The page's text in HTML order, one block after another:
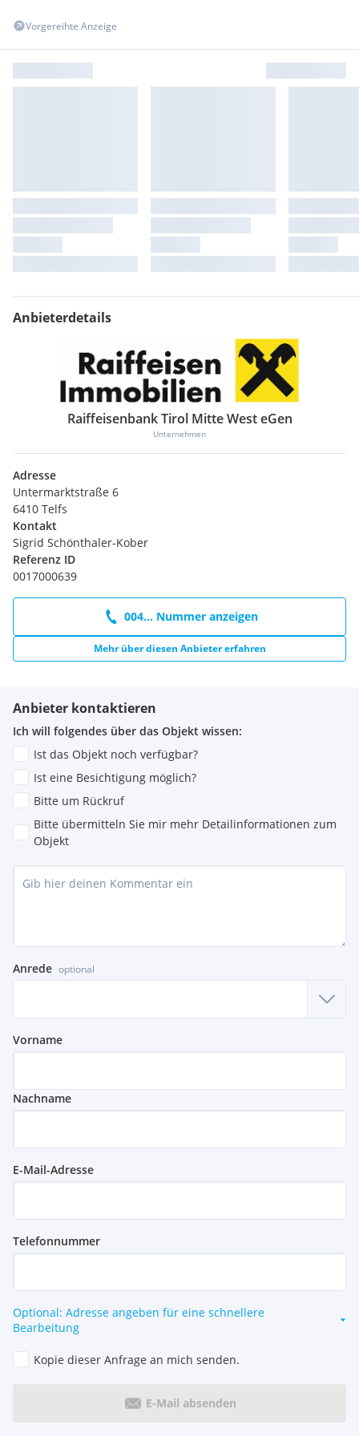
Fazit:
Eine Wohnung mit dem Platz eines Hauses - barrierefrei,
laufend modernisiert und in ausgezeichnetem Zustand. Ideal
Vorgereihte Anzeige
Anbieterdetails
Raiffeisenbank Tirol Mitte West eGen
Unternehmen
Adresse
Untermarktstraße 6
6410 Telfs
Kontakt
Sigrid Schönthaler-Kober
Referenz ID
0017000639
004... Nummer anzeigen
Mehr über diesen Anbieter erfahren
Anbieter kontaktieren
Ich will folgendes über das Objekt wissen:
Ist das Objekt noch verfügbar?
Ist eine Besichtigung möglich?
Bitte um Rückruf
Bitte übermitteln Sie mir mehr Detailinformationen zum
Objekt
Anrede optional
Vorname
Nachname
E-Mail-Adresse
Telefonnummer
Optional: Adresse angeben für eine schnellere
Bearbeitung
Kopie dieser Anfrage an mich senden.
E-Mail absenden